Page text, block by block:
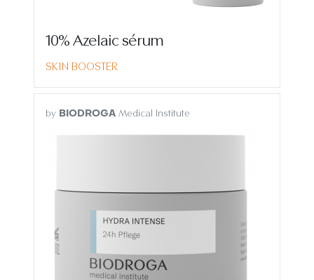
10% Azelaic sérum
SKIN BOOSTER
by BIODROGA Medical Institute